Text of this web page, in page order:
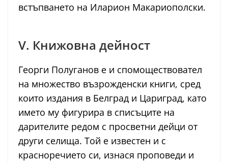
встъпването на Иларион Макариополски.
V. Книжовна дейност
Георги Полуганов е и спомоществовател
на множество възрожденски книги, сред
които издания в Белград и Цариград, като
името му фигурира в списъците на
дарителите редом с просветни дейци от
други селища. Той е известен и с
красноречието си, изнася проповеди и